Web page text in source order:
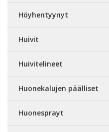
Höyhentyynyt
Huivit
Huivitelineet
Huonekalujen päälliset
Huonesprayt